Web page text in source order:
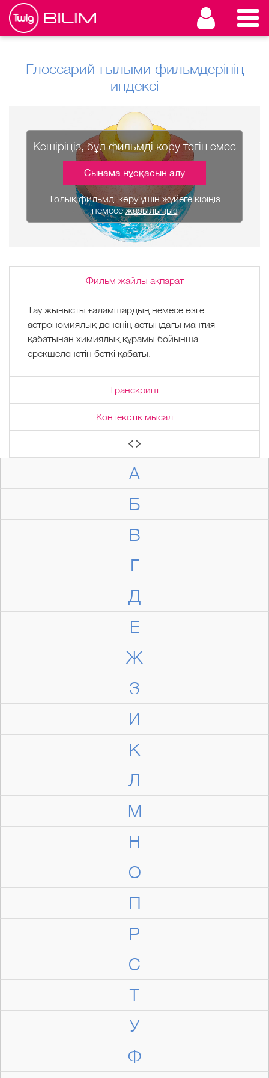
Глоссарий ғылыми фильмдерінің
индексі
А
Б
В
Г
Д
Е
Ж
З
И
К
Л
М
Н
О
П
Р
С
Т
У
Ф
Кешіріңіз, бұл фильмді көру тегін емес
Сынама нұсқасын алу
Толық фильмді көру үшін жүйеге кіріңіз
немесежазылыңыз
Фильм жайлы ақпарат
Тау жынысты ғаламшардың немесе өзге
астрономиялық дененің астындағы мантия
қабатынан химиялық құрамы бойынша
ерекшеленетін беткі қабаты.
Транскрипт
Контекстік мысал